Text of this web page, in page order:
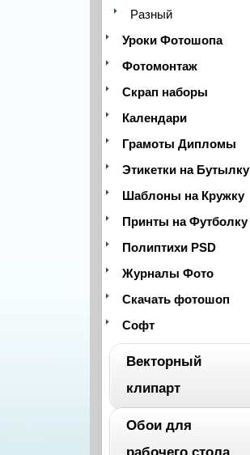
Разный
Уроки Фотошопа
Фотомонтаж
Скрап наборы
Календари
Грамоты Дипломы
Этикетки на Бутылку
Шаблоны на Кружку
Принты на Футболку
Полиптихи PSD
Журналы Фото
Скачать фотошоп
Софт
Векторный
клипарт
Обои для